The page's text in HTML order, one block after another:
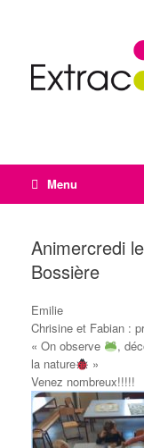
Menu
Animercredi
Bossière
Emilie
Chrisine et Fabian :
« On observe
,
la nature
»
Venez nombreux!!!!!